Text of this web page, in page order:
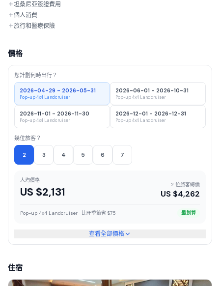
坦桑尼亞簽證費用
個人消費
旅行和醫療保險
價格
您計劃何時出行？
2026-04-29 - 2026-05-31
Pop-up 4x4 Landcruiser
2026-06-01 - 2026-10-31
Pop-up 4x4 Landcruiser
2026-11-01 - 2026-11-30
Pop-up 4x4 Landcruiser
2026-12-01 - 2026-12-31
Pop-up 4x4 Landcruiser
幾位旅客？
2 3 4 5 6 7
人均價格
US $2,131
2 位旅客總價
US $4,262
Pop-up 4x4 Landcruiser · 比旺季節省 $75 最划算
查看全部價格
住宿